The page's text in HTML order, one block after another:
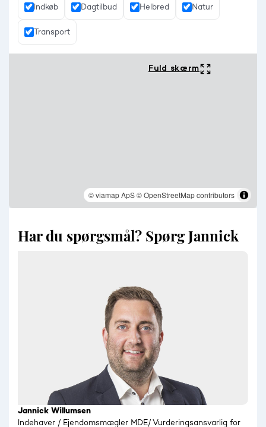
Indkøb Dagtilbud Helbred Natur
Transport
Fuld skærm
© viamap ApS© OpenStreetMap contributors
Har du spørgsmål? Spørg Jannick
Jannick Willumsen
Indehaver / Ejendomsmægler MDE/ Vurderingsansvarlig for